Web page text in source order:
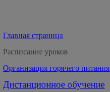
Главная страница
Расписание уроков
Организация горячего питания
Дистанционное обучение